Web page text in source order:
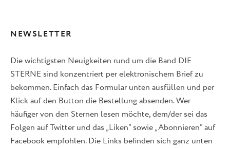
NEWSLETTER
Die wichtigsten Neuigkeiten rund um die Band DIE
STERNE sind konzentriert per elektronischem Brief zu
bekommen. Einfach das Formular unten ausfüllen und per
Klick auf den Button die Bestellung absenden. Wer
häufiger von den Sternen lesen möchte, dem/der sei das
Folgen auf Twitter und das „Liken“ sowie „Abonnieren“ auf
Facebook empfohlen. Die Links befinden sich ganz unten